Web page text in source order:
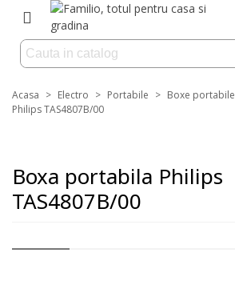
Acasa > Electro > Portabile > Boxe portabile
Philips TAS4807B/00
Boxa portabila Philips
TAS4807B/00